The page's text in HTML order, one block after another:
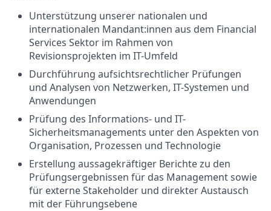
Unterstützung unserer nationalen und
internationalen Mandant:innen aus dem Financial
Services Sektor im Rahmen von
Revisionsprojekten im IT-Umfeld
Durchführung aufsichtsrechtlicher Prüfungen
und Analysen von Netzwerken, IT-Systemen und
Anwendungen
Prüfung des Informations- und IT-
Sicherheitsmanagements unter den Aspekten von
Organisation, Prozessen und Technologie
Erstellung aussagekräftiger Berichte zu den
Prüfungsergebnissen für das Management sowie
für externe Stakeholder und direkter Austausch
mit der Führungsebene